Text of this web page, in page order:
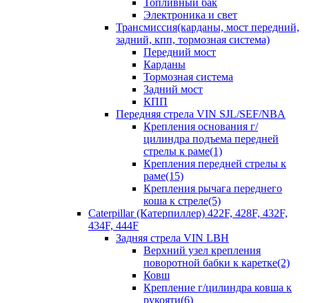
Топливный бак
Электроника и свет
Трансмиссия(карданы, мост передний,
задний, кпп, тормозная система)
Передний мост
Карданы
Тормозная система
Задний мост
КПП
Передняя стрела VIN SJL/SEF/NBA
Крепления основания г/
цилиндра подъема передней
стрелы к раме(1)
Крепления передней стрелы к
раме(15)
Крепления рычага переднего
коша к стреле(5)
Caterpillar (Катерпиллер) 422F, 428F, 432F,
434F, 444F
Задняя стрела VIN LBH
Верхний узел крепления
поворотной бабки к каретке(2)
Ковш
Крепление г/цилиндра ковша к
рукояти(6)